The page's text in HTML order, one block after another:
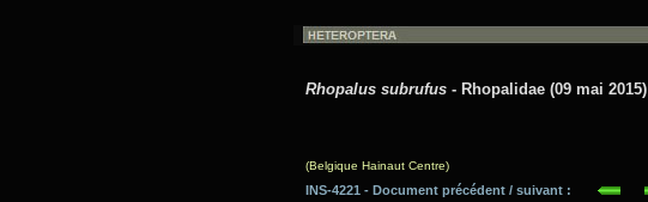
Rhopalus subrufus - Rhopalidae (09 mai 2015)
(Belgique Hainaut Centre)
INS-4221 - Document précédent / suivant :